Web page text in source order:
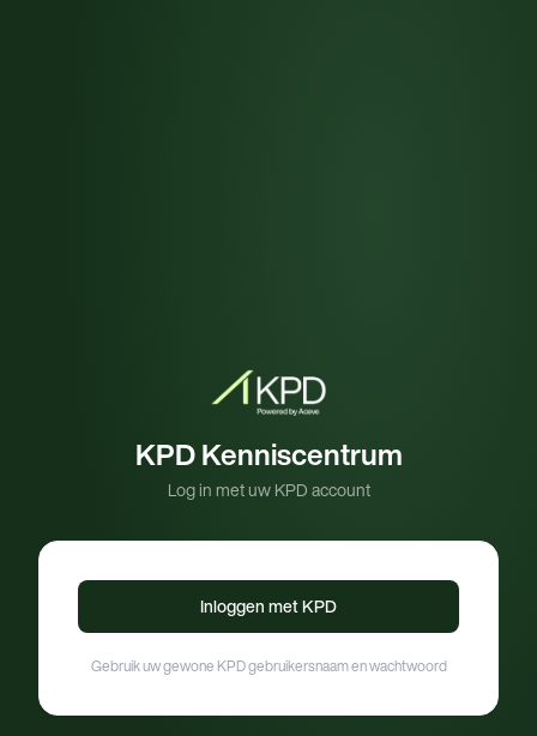
KPD Kenniscentrum
Log in met uw KPD account
Inloggen met KPD
Gebruik uw gewone KPD gebruikersnaam en wachtwoord